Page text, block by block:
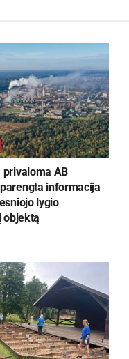
AB
parengta informacija
lygio
objektą